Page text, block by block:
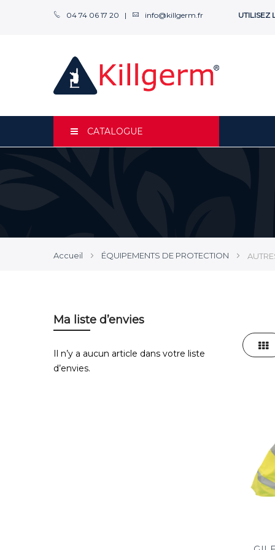
04 74 06 17 20 | info@killgerm.fr UTILISEZ
CATALOGUE
Accueil ÉQUIPEMENTS DE PROTECTION
Afficher
en
Ma liste d’envies
Il n’y a aucun article dans votre liste
d’envies.